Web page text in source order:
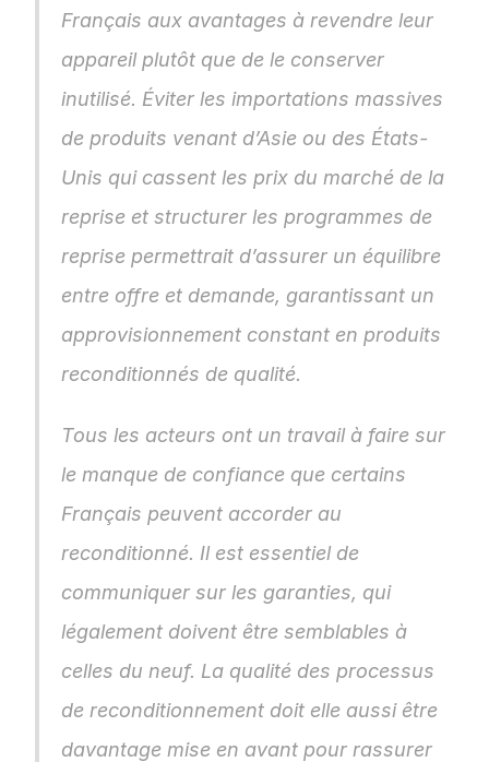
Français aux avantages à revendre leur
appareil plutôt que de le conserver
inutilisé. Éviter les importations massives
de produits venant d’Asie ou des États-
Unis qui cassent les prix du marché de la
reprise et structurer les programmes de
reprise permettrait d’assurer un équilibre
entre offre et demande, garantissant un
approvisionnement constant en produits
reconditionnés de qualité.
Tous les acteurs ont un travail à faire sur
le manque de confiance que certains
Français peuvent accorder au
reconditionné. Il est essentiel de
communiquer sur les garanties, qui
légalement doivent être semblables à
celles du neuf. La qualité des processus
de reconditionnement doit elle aussi être
davantage mise en avant pour rassurer